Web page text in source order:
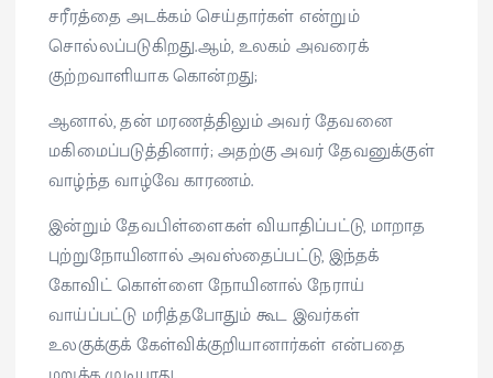
சரீரத்தை அடக்கம் செய்தார்கள் என்றும்
சொல்லப்படுகிறது.ஆம், உலகம் அவரைக்
குற்றவாளியாக கொன்றது;
ஆனால், தன் மரணத்திலும் அவர் தேவனை
மகிமைப்படுத்தினார்; அதற்கு அவர் தேவனுக்குள்
வாழ்ந்த வாழ்வே காரணம்.
இன்றும் தேவபிள்ளைகள் வியாதிப்பட்டு, மாறாத
புற்றுநோயினால் அவஸ்தைப்பட்டு, இந்தக்
கோவிட் கொள்ளை நோயினால் நேராய்
வாய்ப்பட்டு மரித்தபோதும் கூட இவர்கள்
உலகுக்குக் கேள்விக்குறியானார்கள் என்பதை